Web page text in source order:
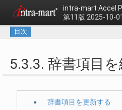
intra-mart Accel
第11版 2025-10-01
目次
5.3.3. 辞書項目
辞書項目を更新する